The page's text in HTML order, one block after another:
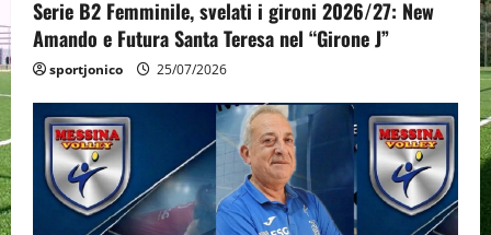
n
Serie B2 Femminile, svelati i gironi 2026/27: New
Amando e Futura Santa Teresa nel “Girone J”
sportjonico 25/07/2026